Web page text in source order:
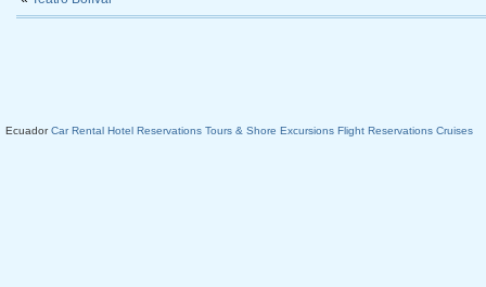
EcuadorCar Rental Hotel Reservations Tours & Shore Excursions Flight Reservations Cruises